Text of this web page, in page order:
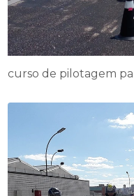
curso de pilotagem